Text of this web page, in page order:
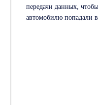
передачи данных,
автомобилю попадали